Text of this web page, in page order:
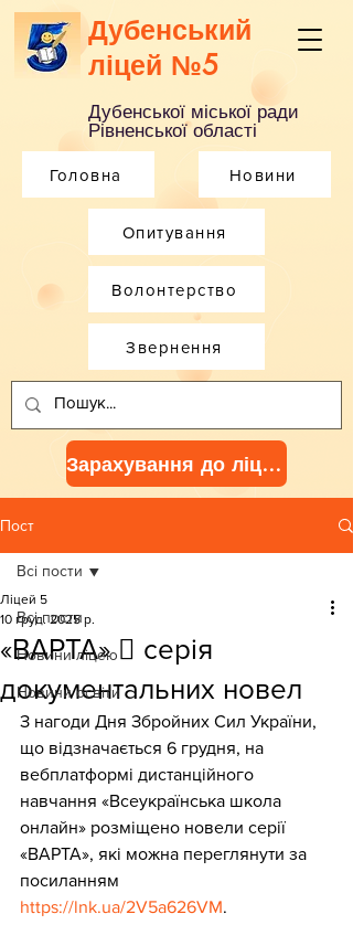
Дубенський
ліцей №5
Дубенської міської ради
Рівненської області
Головна Новини
Опитування
Зарахування до ліцею
Волонтерство
Звернення
Пост
Всі пости
Новини ліцею
Новини освіти
Всі пости
«ВАРТА»  серія
документальних новел
Ліцей 5
10 груд. 2025 р.
З нагоди Дня Збройних Сил України,
що відзначається 6 грудня, на
вебплатформі дистанційного
навчання «Всеукраїнська школа
онлайн» розміщено новели серії
«ВАРТА», які можна переглянути за
посиланням
https://lnk.ua/2V5a626VM.